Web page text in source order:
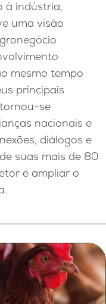
à indústria,
uma visão
mesmo tempo
principais
se
nacionais e
diálogos e
suas mais de 80
e ampliar o